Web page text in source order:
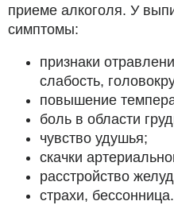
приеме алкоголя. У
симптомы:
признаки
слабость,
повышение
боль в области
чувство удушья;
скачки
расстройство
страхи, бессонница.